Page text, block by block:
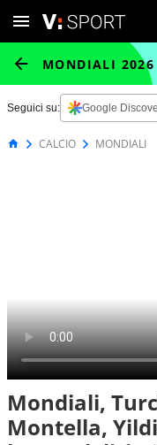
MONDIALI 2026
Seguici su: Google
CALCIO MONDIALI
Mondiali,
Montella,